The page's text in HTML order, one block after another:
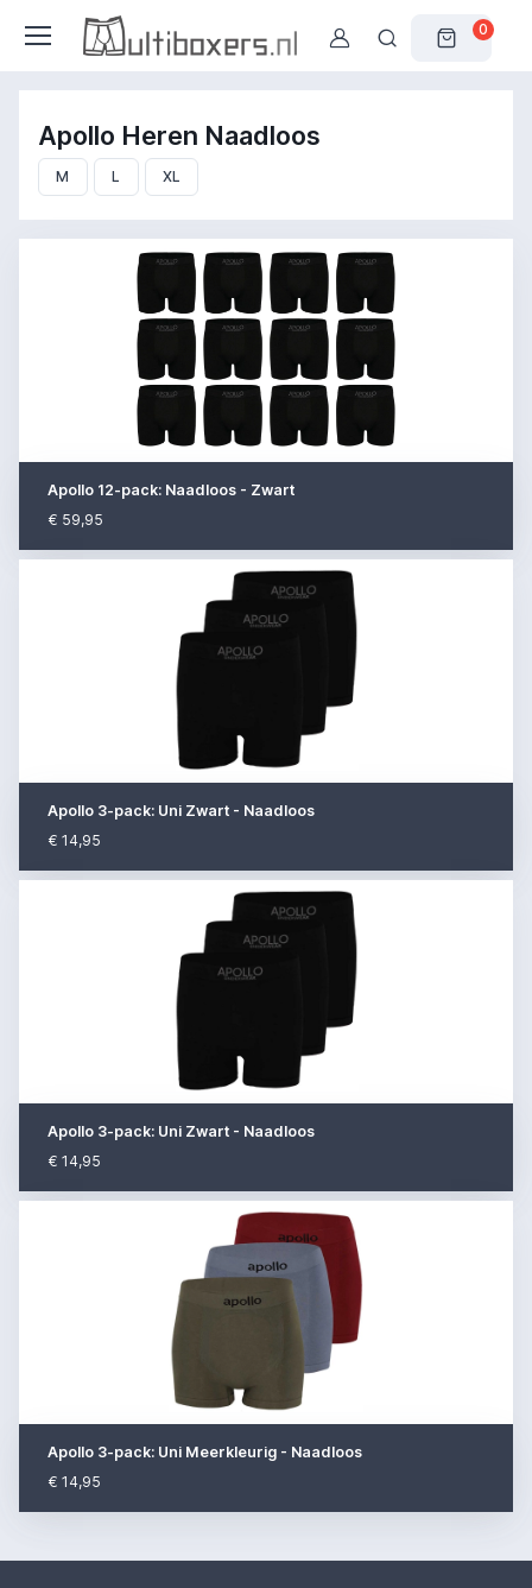
0
Apollo Heren Naadloos
M L XL
Apollo 12-pack: Naadloos - Zwart
€ 59,95
Apollo 3-pack: Uni Zwart - Naadloos
€ 14,95
Apollo 3-pack: Uni Zwart - Naadloos
€ 14,95
Apollo 3-pack: Uni Meerkleurig - Naadloos
€ 14,95